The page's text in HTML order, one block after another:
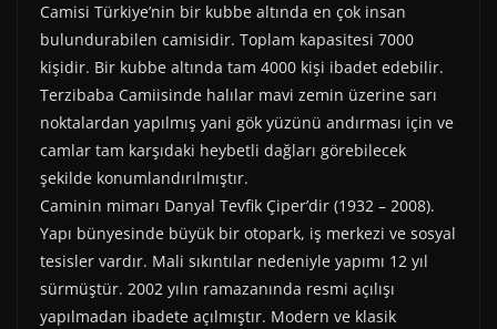
e
b
o
o
k
w
i
t
t
e
r
)
t
e
r
e
s
t
t
s
A
p
p
e
g
r
a
m
Camisi Türkiye’nin bir kubbe altında en çok insan
bulundurabilen camisidir. Toplam kapasitesi 7000
kişidir. Bir kubbe altında tam 4000 kişi ibadet edebilir.
Terzibaba Camiisinde halılar mavi zemin üzerine sarı
noktalardan yapılmış yani gök yüzünü andırması için ve
camlar tam karşıdaki heybetli dağları görebilecek
şekilde konumlandırılmıştır.
Caminin mimarı Danyal Tevfik Çiper’dir (1932 – 2008).
Yapı bünyesinde büyük bir otopark, iş merkezi ve sosyal
tesisler vardır. Mali sıkıntılar nedeniyle yapımı 12 yıl
sürmüştür. 2002 yılın ramazanında resmi açılışı
yapılmadan ibadete açılmıştır. Modern ve klasik